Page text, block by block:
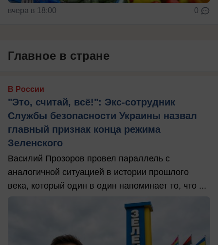
вчера в 18:00 0
Главное в стране
В России
"Это, считай, всё!": Экс-сотрудник
Службы безопасности Украины назвал
главный признак конца режима
Зеленского
Василий Прозоров провел параллель с
аналогичной ситуацией в истории прошлого
века, который один в один напоминает то, что ...